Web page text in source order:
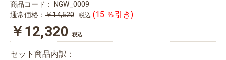
商品コード：
NGW_0009
通常価格： ￥14,520 税込 (15 ％引き)
￥12,320 税込
セット商品内訳：